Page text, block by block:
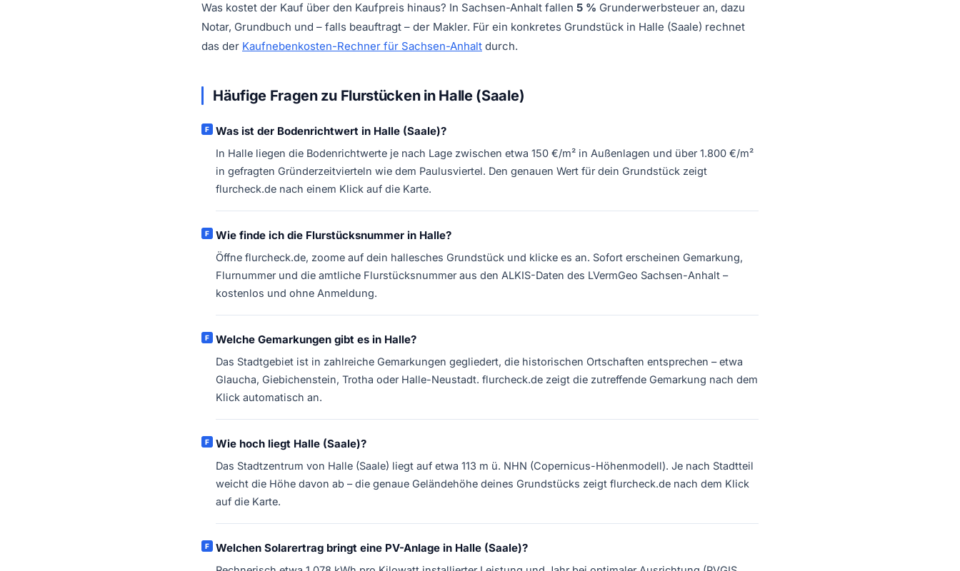
Was kostet der Kauf über den Kaufpreis hinaus? In Sachsen-Anhalt fallen 5 % Grunderwerbsteuer an, dazu
Notar, Grundbuch und – falls beauftragt – der Makler. Für ein konkretes Grundstück in Halle (Saale) rechnet
das der Kaufnebenkosten-Rechner für Sachsen-Anhalt durch.
Häufige Fragen zu Flurstücken in Halle (Saale)
Was ist der Bodenrichtwert in Halle (Saale)?
In Halle liegen die Bodenrichtwerte je nach Lage zwischen etwa 150 €/m² in Außenlagen und über 1.800 €/m²
in gefragten Gründerzeitvierteln wie dem Paulusviertel. Den genauen Wert für dein Grundstück zeigt
flurcheck.de nach einem Klick auf die Karte.
Wie finde ich die Flurstücksnummer in Halle?
Öffne flurcheck.de, zoome auf dein hallesches Grundstück und klicke es an. Sofort erscheinen Gemarkung,
Flurnummer und die amtliche Flurstücksnummer aus den ALKIS-Daten des LVermGeo Sachsen-Anhalt –
kostenlos und ohne Anmeldung.
Welche Gemarkungen gibt es in Halle?
Das Stadtgebiet ist in zahlreiche Gemarkungen gegliedert, die historischen Ortschaften entsprechen – etwa
Glaucha, Giebichenstein, Trotha oder Halle-Neustadt. flurcheck.de zeigt die zutreffende Gemarkung nach dem
Klick automatisch an.
Wie hoch liegt Halle (Saale)?
Das Stadtzentrum von Halle (Saale) liegt auf etwa 113 m ü. NHN (Copernicus-Höhenmodell). Je nach Stadtteil
weicht die Höhe davon ab – die genaue Geländehöhe deines Grundstücks zeigt flurcheck.de nach dem Klick
auf die Karte.
Welchen Solarertrag bringt eine PV-Anlage in Halle (Saale)?